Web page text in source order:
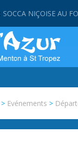
SOCCA NIÇOISE AU
> Evénements >